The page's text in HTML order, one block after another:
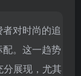
对时尚的追
。这一趋势
分展现，尤其